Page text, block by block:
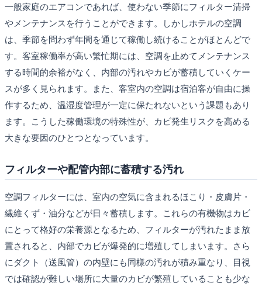
一般家庭のエアコンであれば、使わない季節にフィルター清掃
やメンテナンスを行うことができます。しかしホテルの空調
は、季節を問わず年間を通じて稼働し続けることがほとんどで
す。客室稼働率が高い繁忙期には、空調を止めてメンテナンス
する時間的余裕がなく、内部の汚れやカビが蓄積していくケー
スが多く見られます。また、客室内の空調は宿泊客が自由に操
作するため、温湿度管理が一定に保たれないという課題もあり
ます。こうした稼働環境の特殊性が、カビ発生リスクを高める
大きな要因のひとつとなっています。
フィルターや配管内部に蓄積する汚れ
空調フィルターには、室内の空気に含まれるほこり・皮膚片・
繊維くず・油分などが日々蓄積します。これらの有機物はカビ
にとって格好の栄養源となるため、フィルターが汚れたまま放
置されると、内部でカビが爆発的に増殖してしまいます。さら
にダクト（送風管）の内壁にも同様の汚れが積み重なり、目視
では確認が難しい場所に大量のカビが繁殖していることも少な